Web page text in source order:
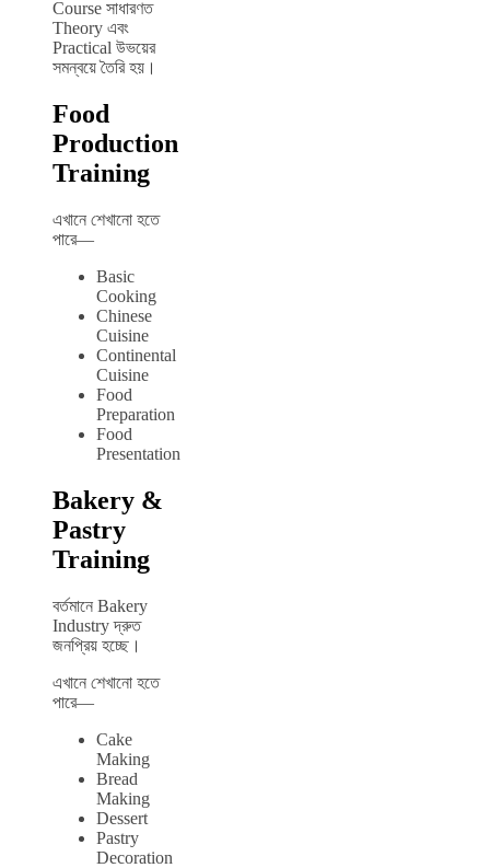
Course সাধারণত
Theory এবং
Practical উভয়ের
সমন্বয়ে তৈরি হয়।
Food
Production
Training
এখানে শেখানো হতে
পারে—
Basic
Cooking
Chinese
Cuisine
Continental
Cuisine
Food
Preparation
Food
Presentation
Bakery &
Pastry
Training
বর্তমানে Bakery
Industry দ্রুত
জনপ্রিয় হচ্ছে।
এখানে শেখানো হতে
পারে—
Cake
Making
Bread
Making
Dessert
Pastry
Decoration